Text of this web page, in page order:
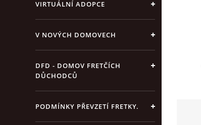
VIRTUÁLNÍ ADOPCE
V NOVÝCH DOMOVECH
DFD - DOMOV FRETČÍCH
DŮCHODCŮ
PODMÍNKY PŘEVZETÍ FRETKY.